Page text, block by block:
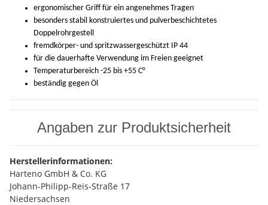
ergonomischer Griff für ein angenehmes Tragen
besonders stabil konstruiertes und pulverbeschichtetes
Doppelrohrgestell
fremdkörper- und spritzwassergeschützt IP 44
für die dauerhafte Verwendung im Freien geeignet
Temperaturbereich -25 bis +55 C°
beständig gegen Öl
Angaben zur Produktsicherheit
Herstellerinformationen:
Harteno GmbH & Co. KG
Johann-Philipp-Reis-Straße 17
Niedersachsen